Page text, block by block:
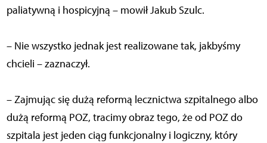
paliatywną i hospicyjną – mowił Jakub Szulc.
– Nie wszystko jednak jest realizowane tak, jakbyśmy
chcieli – zaznaczył.
– Zajmując się dużą reformą lecznictwa szpitalnego albo
dużą reformą POZ, tracimy obraz tego, że od POZ do
szpitala jest jeden ciąg funkcjonalny i logiczny, który